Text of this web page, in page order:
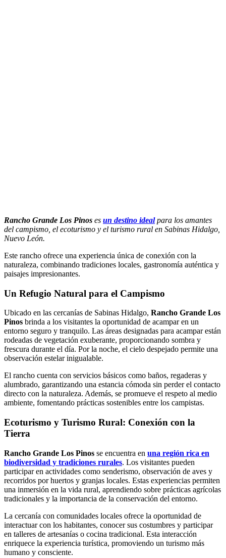
Rancho Grande Los Pinos es un destino idealpara los amantes
del campismo, el ecoturismo y el turismo rural en Sabinas Hidalgo,
Nuevo León.
Este rancho ofrece una experiencia única de conexión con la
naturaleza, combinando tradiciones locales, gastronomía auténtica y
paisajes impresionantes.
Un Refugio Natural para el Campismo
Ubicado en las cercanías de Sabinas Hidalgo, Rancho Grande Los
Pinos brinda a los visitantes la oportunidad de acampar en un
entorno seguro y tranquilo. Las áreas designadas para acampar están
rodeadas de vegetación exuberante, proporcionando sombra y
frescura durante el día. Por la noche, el cielo despejado permite una
observación estelar inigualable.
El rancho cuenta con servicios básicos como baños, regaderas y
alumbrado, garantizando una estancia cómoda sin perder el contacto
directo con la naturaleza. Además, se promueve el respeto al medio
ambiente, fomentando prácticas sostenibles entre los campistas.
Ecoturismo y Turismo Rural: Conexión con la
Tierra
Rancho Grande Los Pinos se encuentra en una región rica en
biodiversidad y tradiciones rurales. Los visitantes pueden
participar en actividades como senderismo, observación de aves y
recorridos por huertos y granjas locales. Estas experiencias permiten
una inmersión en la vida rural, aprendiendo sobre prácticas agrícolas
tradicionales y la importancia de la conservación del entorno.
La cercanía con comunidades locales ofrece la oportunidad de
interactuar con los habitantes, conocer sus costumbres y participar
en talleres de artesanías o cocina tradicional. Esta interacción
enriquece la experiencia turística, promoviendo un turismo más
humano y consciente.